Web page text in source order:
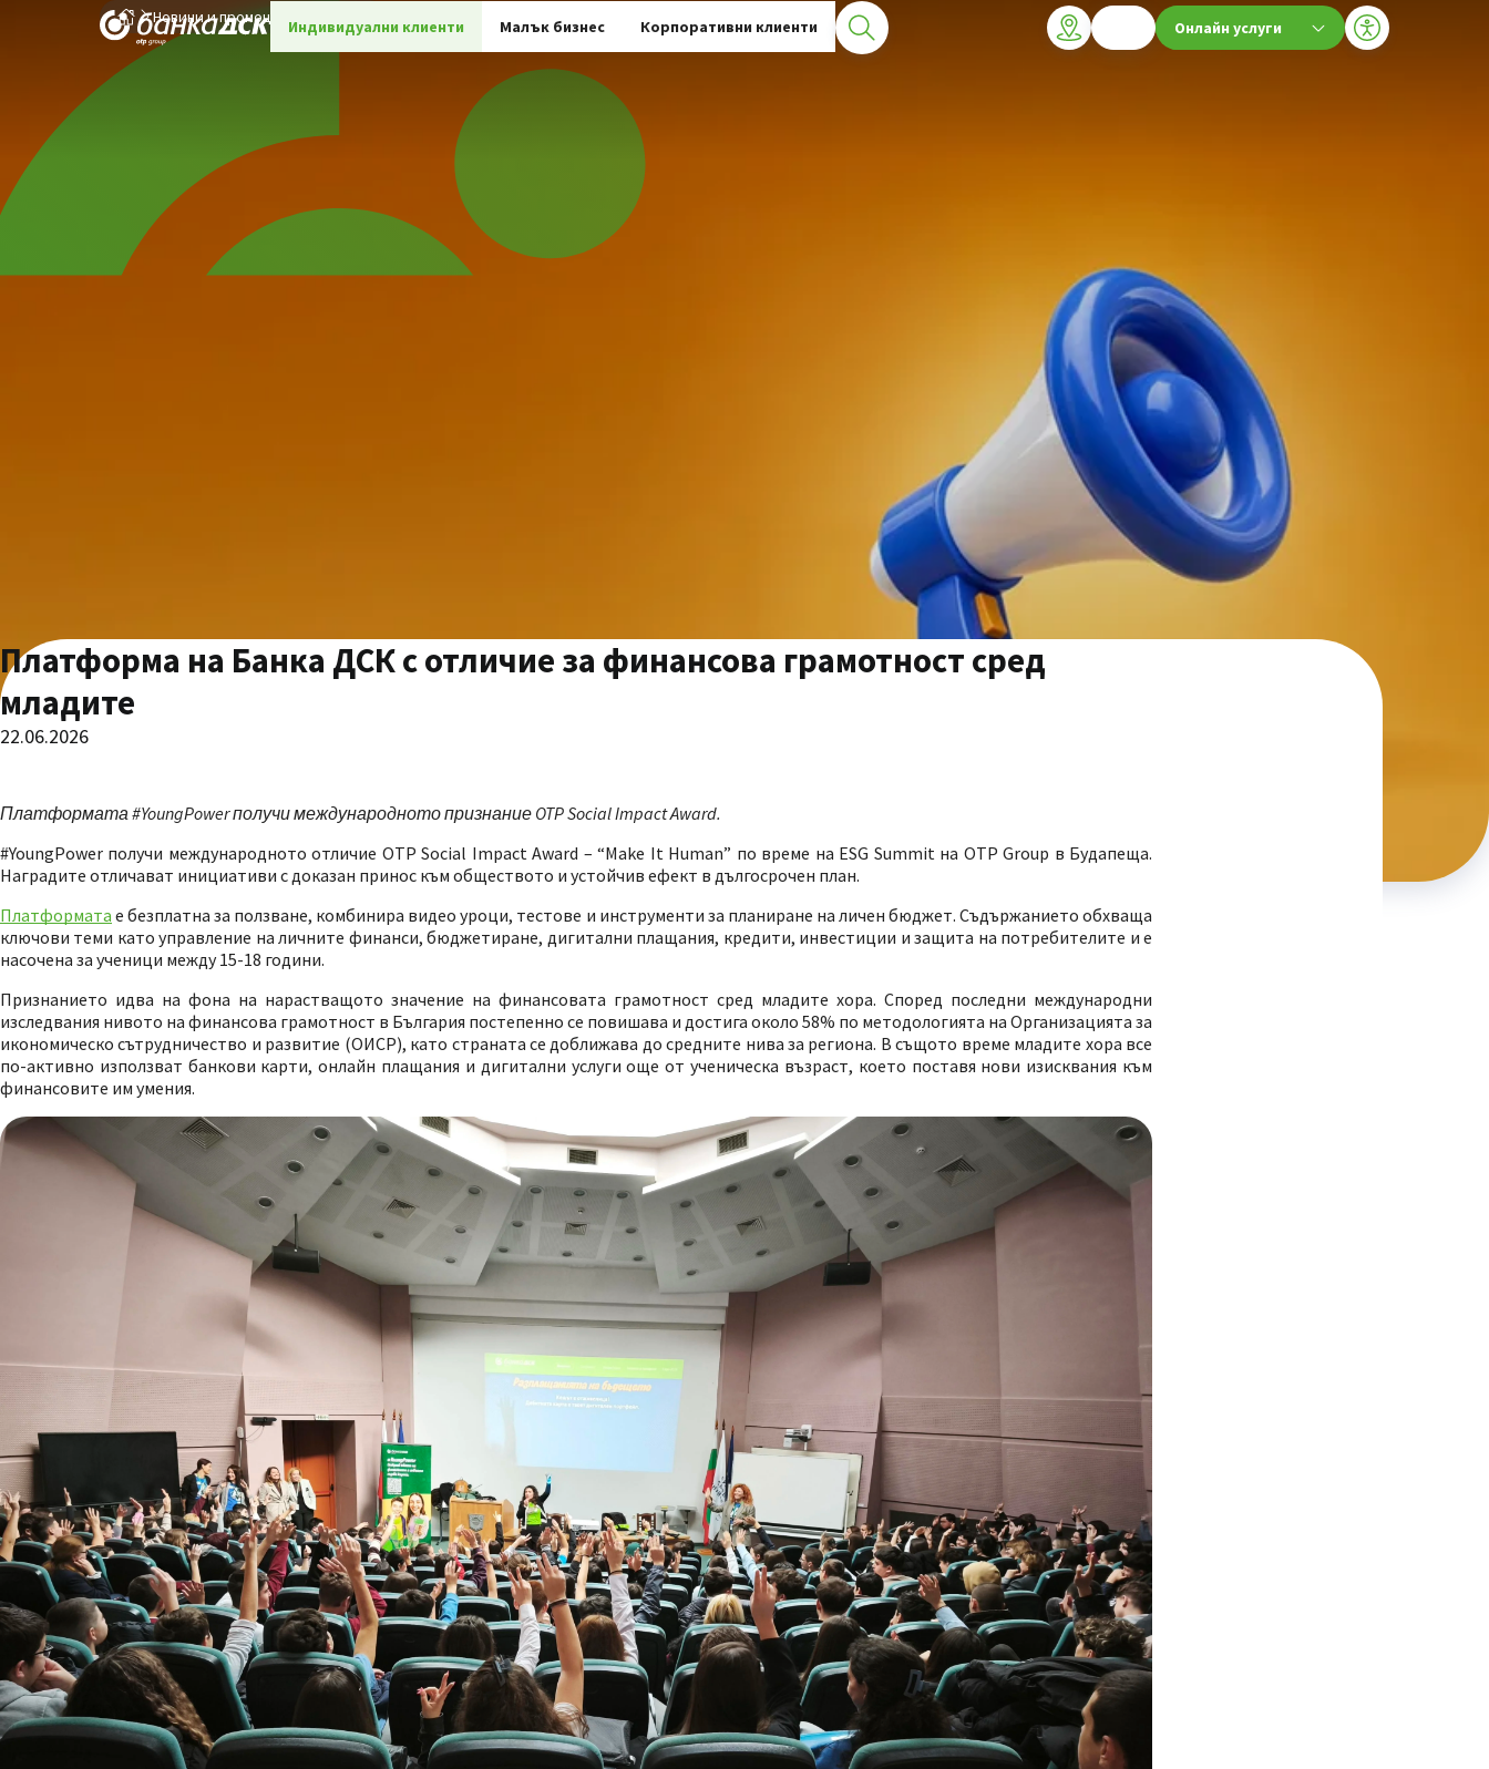
Индивидуални клиенти Малък бизнес Корпоративни клиенти Онлайн услуги
Новини и промоции
Платформа на Банка ДСК с отличие за финансова грамотност сред
младите
22.06.2026
Платформата #YoungPower получи международното признание OTP Social Impact Award.
#YoungPower получи международното отличие OTP Social Impact Award – “Make It Human” по време на ESG Summit на OTP Group в Будапеща.
Наградите отличават инициативи с доказан принос към обществото и устойчив ефект в дългосрочен план.
Платформата е безплатна за ползване, комбинира видео уроци, тестове и инструменти за планиране на личен бюджет. Съдържанието обхваща
ключови теми като управление на личните финанси, бюджетиране, дигитални плащания, кредити, инвестиции и защита на потребителите и е
насочена за ученици между 15-18 години.
Признанието идва на фона на нарастващото значение на финансовата грамотност сред младите хора. Според последни международни
изследвания нивото на финансова грамотност в България постепенно се повишава и достига около 58% по методологията на Организацията за
икономическо сътрудничество и развитие (ОИСР), като страната се доближава до средните нива за региона. В същото време младите хора все
по-активно използват банкови карти, онлайн плащания и дигитални услуги още от ученическа възраст, което поставя нови изисквания към
финансовите им умения.